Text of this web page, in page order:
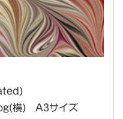
横) A3サイズ